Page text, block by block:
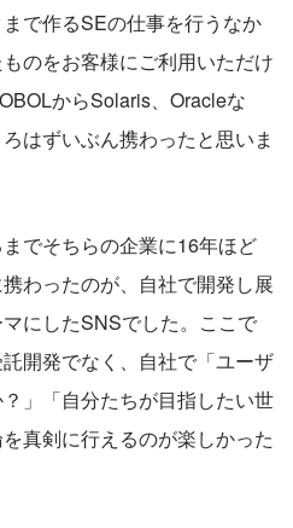
で作るSEの仕事を行うなか
のをお客様にご利用いただけ
からSolaris、Oracleな
はずいぶん携わったと思いま
でそちらの企業に16年ほど
わったのが、自社で開発し展
にしたSNSでした。ここで
開発でなく、自社で「ユーザ
」「自分たちが目指したい世
真剣に行えるのが楽しかった